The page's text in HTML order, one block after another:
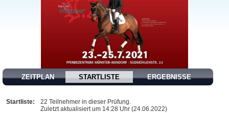
ZEITPLAN STARTLISTE ERGEBNISSE
Startliste:
22 Teilnehmer in dieser Prüfung.
Zuletzt aktualisiert um 14:28 Uhr (24.06.2022)